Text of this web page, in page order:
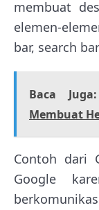
membuat
elemen-
bar, search
Baca Juga:
Membuat
Contoh dari
Google